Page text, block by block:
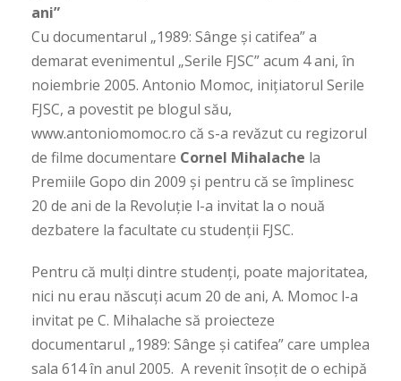
ani”
Cu documentarul „1989: Sânge și catifea” a
demarat evenimentul „Serile FJSC” acum 4 ani, în
noiembrie 2005. Antonio Momoc, inițiatorul Serile
FJSC, a povestit pe blogul său,
www.antoniomomoc.ro că s-a revăzut cu regizorul
de filme documentare Cornel Mihalache la
Premiile Gopo din 2009 și pentru că se împlinesc
20 de ani de la Revoluție l-a invitat la o nouă
dezbatere la facultate cu studenții FJSC.
Pentru că mulți dintre studenți, poate majoritatea,
nici nu erau născuţi acum 20 de ani, A. Momoc l-a
invitat pe C. Mihalache să proiecteze
documentarul „1989: Sânge și catifea” care umplea
sala 614 în anul 2005. A revenit însoțit de o echipă